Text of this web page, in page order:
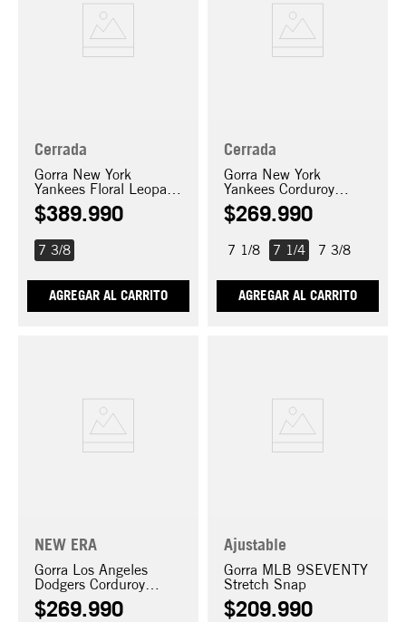
Cerrada
Gorra New York
Yankees Floral Leopard
59FIFTY
$389.990
7 3/8
AGREGAR AL CARRITO
Cerrada
Gorra New York
Yankees Corduroy
59FIFTY
$269.990
7 1/4
7 1/8 7 3/8
AGREGAR AL CARRITO
NEW ERA
Gorra Los Angeles
Dodgers Corduroy
59FIFTY
$269.990
Ajustable
Gorra MLB 9SEVENTY
Stretch Snap
$209.990